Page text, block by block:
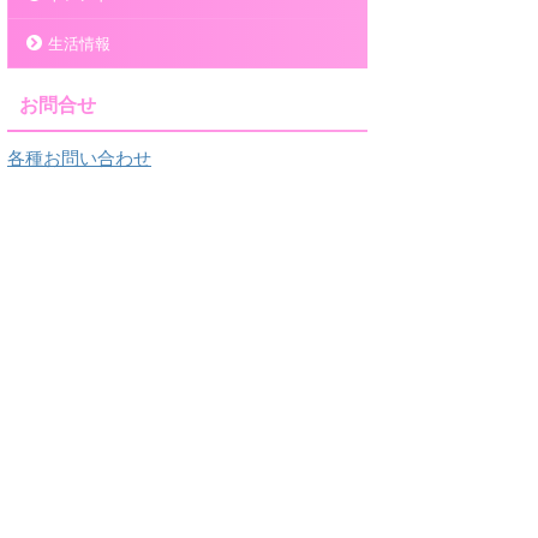
生活情報
お問合せ
各種お問い合わせ